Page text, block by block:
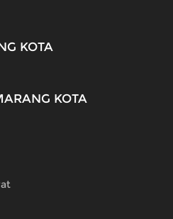
KOTA
KOTA